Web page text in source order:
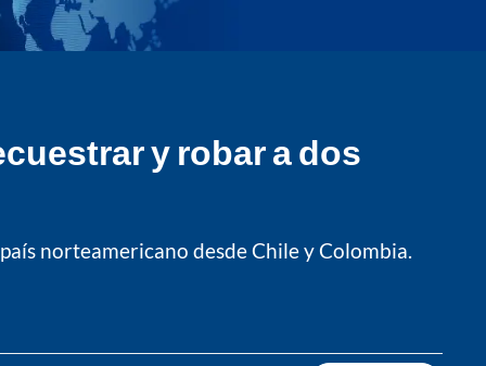
y robar a dos
norteamericano desde Chile y Colombia.